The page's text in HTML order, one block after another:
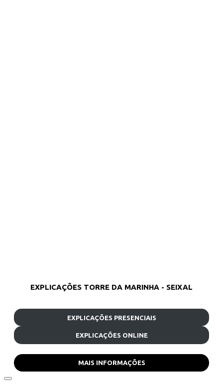
EXPLICAÇÕES TORRE DA MARINHA - SEIXAL
EXPLICAÇÕES PRESENCIAIS
EXPLICAÇÕES ONLINE
MAIS INFORMAÇÕES